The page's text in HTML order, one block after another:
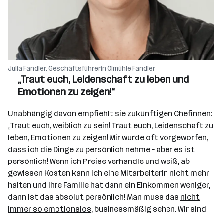
Julia Fandler, Geschäftsführerin Ölmühle Fandler
„Traut euch, Leidenschaft zu leben und
Emotionen zu zeigen!“
Unabhängig davon empfiehlt sie zukünftigen Chefinnen:
„Traut euch, weiblich zu sein! Traut euch, Leidenschaft zu
leben, Emotionen zu zeigen! Mir wurde oft vorgeworfen,
dass ich die Dinge zu persönlich nehme – aber es ist
persönlich! Wenn ich Preise verhandle und weiß, ab
gewissen Kosten kann ich eine Mitarbeiterin nicht mehr
halten und ihre Familie hat dann ein Einkommen weniger,
dann ist das absolut persönlich! Man muss das nicht
immer so emotionslos, businessmäßig sehen. Wir sind